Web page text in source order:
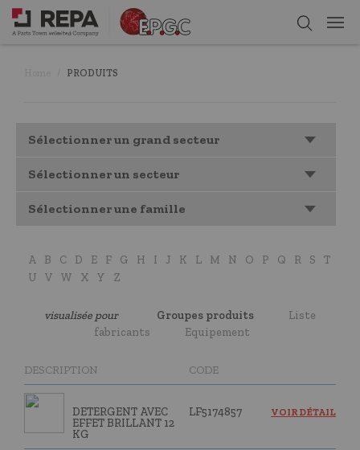
PRODUITS
Sélectionner un grand secteur
Sélectionner un secteur
Sélectionner une famille
A B C D E F G H I J K L M N O P Q R S
T
U
V W X Y Z
visualisée pour Groupes produits
Liste
fabricants
Equipement
DESCRIPTION CODE
DETERGENT AVEC
EFFET BRILLANT 12
KG
LF5174857 VOIR DÉTAIL